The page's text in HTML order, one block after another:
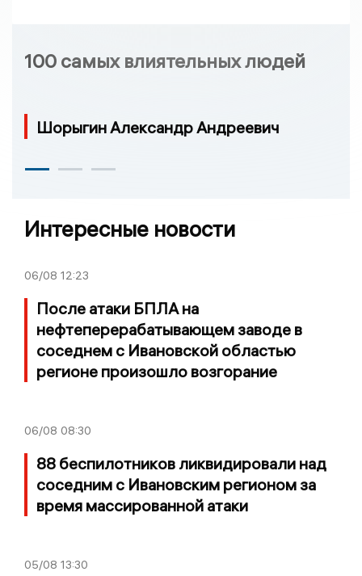
100 самых влиятельных людей
Шорыгин Александр Андреевич
Интересные новости
06/08 12:23
После атаки БПЛА на
нефтеперерабатывающем заводе в
соседнем с Ивановской областью
регионе произошло возгорание
06/08 08:30
88 беспилотников ликвидировали над
соседним с Ивановским регионом за
время массированной атаки
05/08 13:30